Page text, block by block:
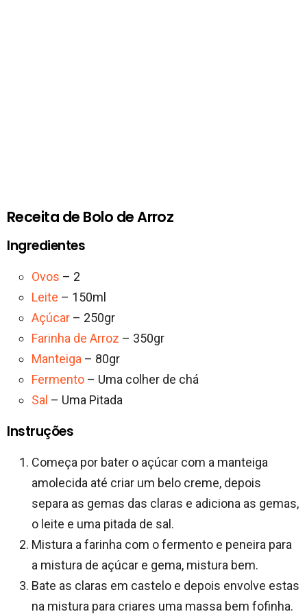
Receita de Bolo de Arroz
Ingredientes
Ovos – 2
Leite – 150ml
Açúcar – 250gr
Farinha de Arroz – 350gr
Manteiga – 80gr
Fermento – Uma colher de chá
Sal – Uma Pitada
Instruções
Começa por bater o açúcar com a manteiga
amolecida até criar um belo creme, depois
separa as gemas das claras e adiciona as gemas,
o leite e uma pitada de sal.
Mistura a farinha com o fermento e peneira para
a mistura de açúcar e gema, mistura bem.
Bate as claras em castelo e depois envolve estas
na mistura para criares uma massa bem fofinha.